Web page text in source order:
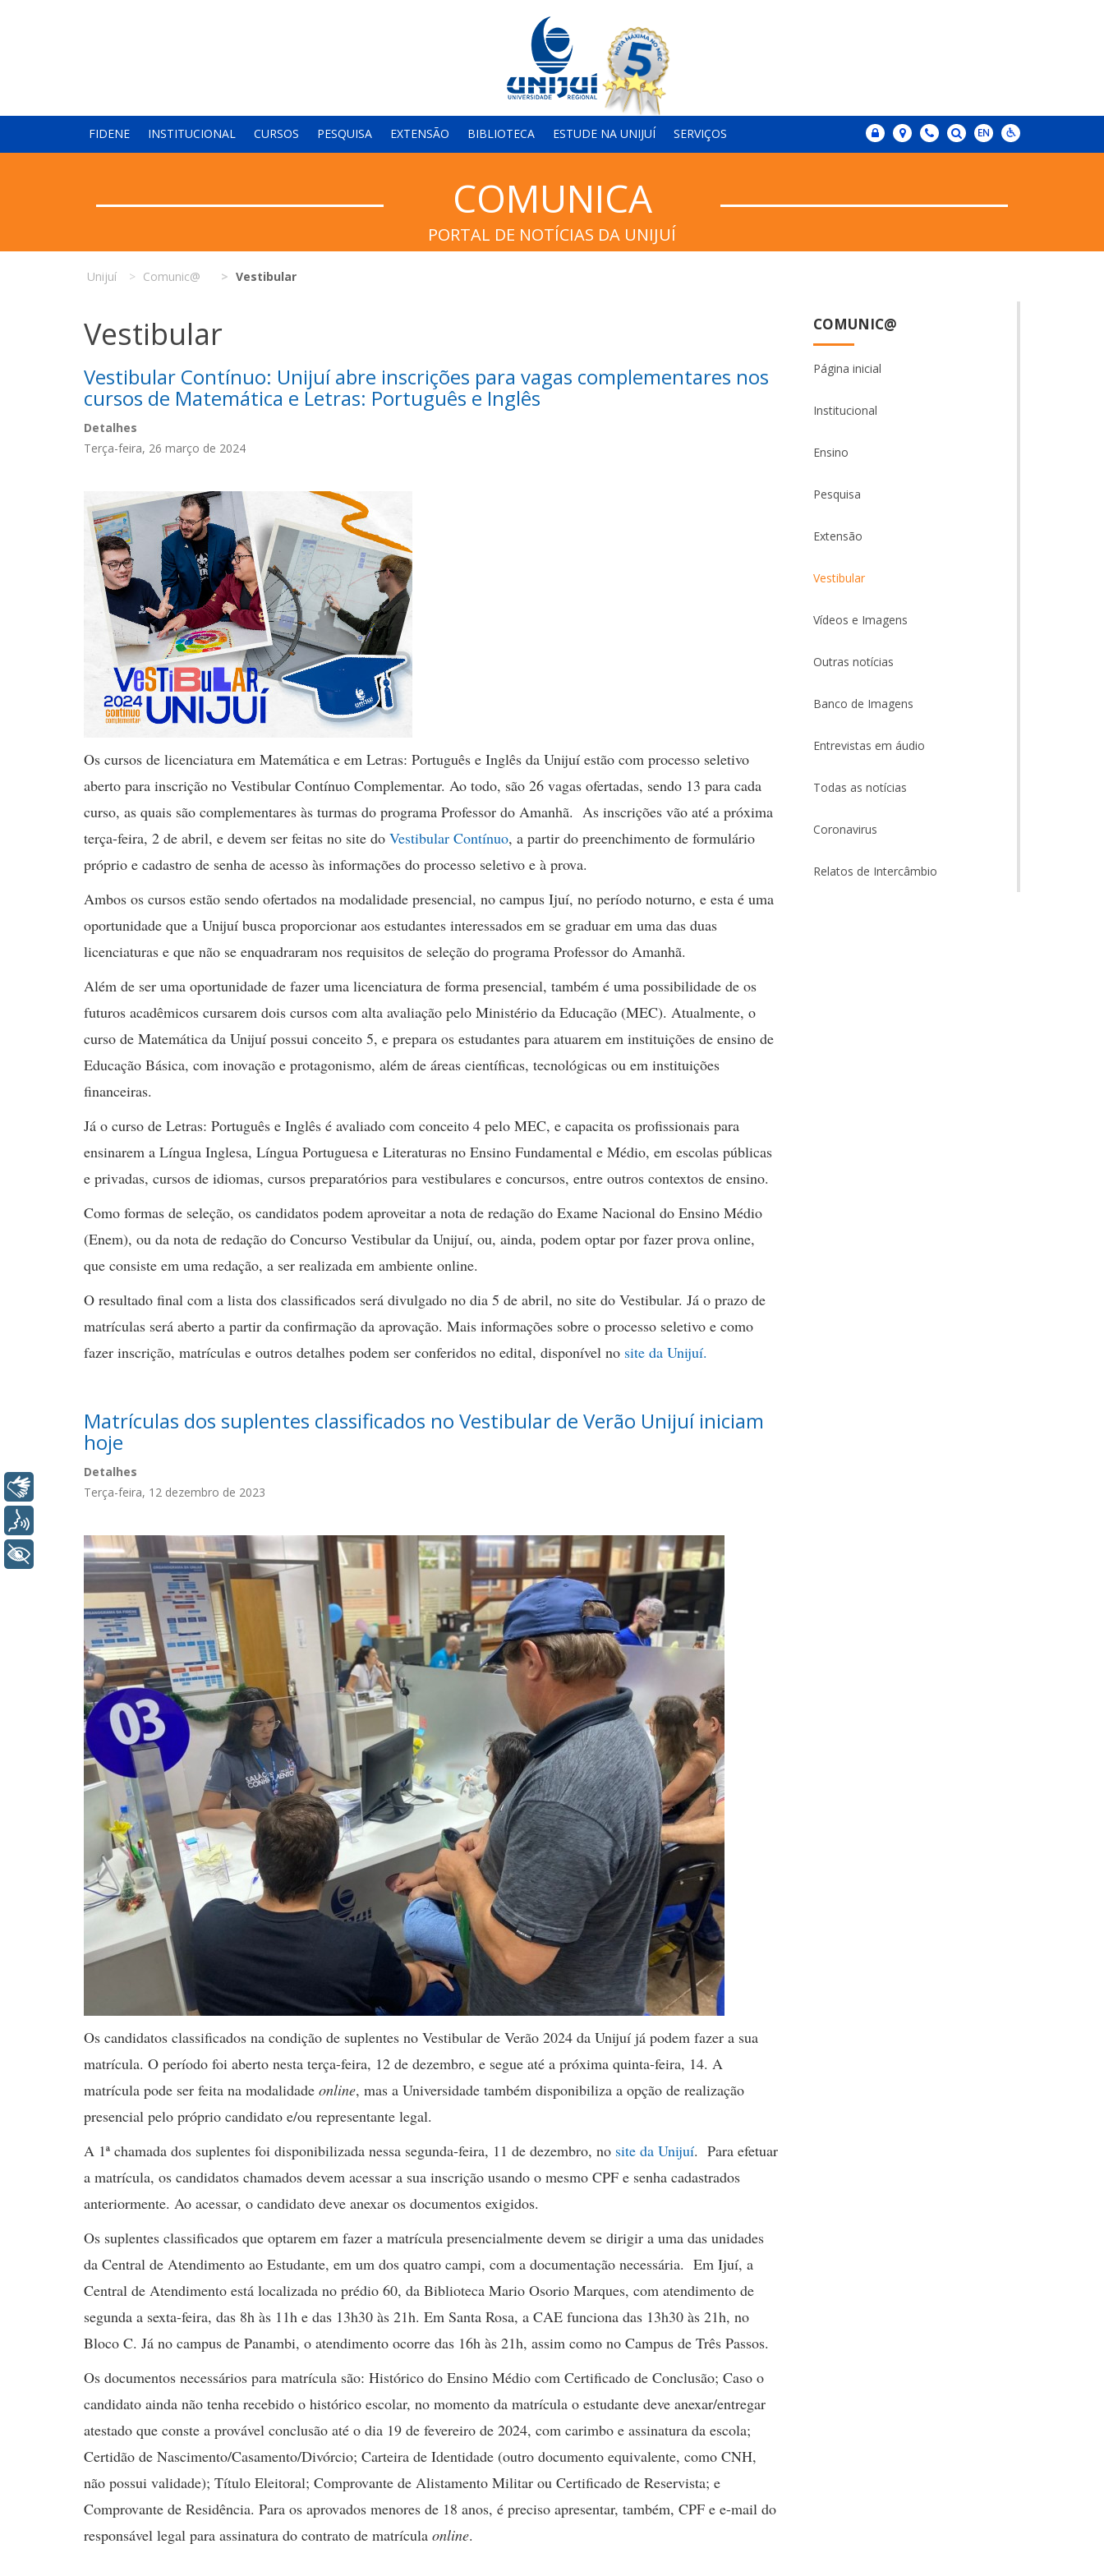
FIDENE INSTITUCIONAL CURSOS PESQUISA EXTENSÃO BIBLIOTECA ESTUDE NA UNIJUÍ SERVIÇOS
COMUNICA
PORTAL DE NOTÍCIAS DA UNIJUÍ
Unijuí Comunic@ Vestibular
Vestibular
Vestibular Contínuo: Unijuí abre inscrições para vagas complementares nos
cursos de Matemática e Letras: Português e Inglês
Detalhes
Terça-feira, 26 março de 2024
Os cursos de licenciatura em Matemática e em Letras: Português e Inglês da Unijuí estão com processo seletivo
aberto para inscrição no Vestibular Contínuo Complementar. Ao todo, são 26 vagas ofertadas, sendo 13 para cada
curso, as quais são complementares às turmas do programa Professor do Amanhã. As inscrições vão até a próxima
terça-feira, 2 de abril, e devem ser feitas no site do Vestibular Contínuo, a partir do preenchimento de formulário
próprio e cadastro de senha de acesso às informações do processo seletivo e à prova.
Ambos os cursos estão sendo ofertados na modalidade presencial, no campus Ijuí, no período noturno, e esta é uma
oportunidade que a Unijuí busca proporcionar aos estudantes interessados em se graduar em uma das duas
licenciaturas e que não se enquadraram nos requisitos de seleção do programa Professor do Amanhã.
Além de ser uma oportunidade de fazer uma licenciatura de forma presencial, também é uma possibilidade de os
futuros acadêmicos cursarem dois cursos com alta avaliação pelo Ministério da Educação (MEC). Atualmente, o
curso de Matemática da Unijuí possui conceito 5, e prepara os estudantes para atuarem em instituições de ensino de
Educação Básica, com inovação e protagonismo, além de áreas científicas, tecnológicas ou em instituições
financeiras.
Já o curso de Letras: Português e Inglês é avaliado com conceito 4 pelo MEC, e capacita os profissionais para
ensinarem a Língua Inglesa, Língua Portuguesa e Literaturas no Ensino Fundamental e Médio, em escolas públicas
e privadas, cursos de idiomas, cursos preparatórios para vestibulares e concursos, entre outros contextos de ensino.
Como formas de seleção, os candidatos podem aproveitar a nota de redação do Exame Nacional do Ensino Médio
(Enem), ou da nota de redação do Concurso Vestibular da Unijuí, ou, ainda, podem optar por fazer prova online,
que consiste em uma redação, a ser realizada em ambiente online.
O resultado final com a lista dos classificados será divulgado no dia 5 de abril, no site do Vestibular. Já o prazo de
matrículas será aberto a partir da confirmação da aprovação. Mais informações sobre o processo seletivo e como
fazer inscrição, matrículas e outros detalhes podem ser conferidos no edital, disponível no site da Unijuí.
Matrículas dos suplentes classificados no Vestibular de Verão Unijuí iniciam
hoje
Detalhes
Terça-feira, 12 dezembro de 2023
Os candidatos classificados na condição de suplentes no Vestibular de Verão 2024 da Unijuí já podem fazer a sua
matrícula. O período foi aberto nesta terça-feira, 12 de dezembro, e segue até a próxima quinta-feira, 14. A
matrícula pode ser feita na modalidade online, mas a Universidade também disponibiliza a opção de realização
presencial pelo próprio candidato e/ou representante legal.
A 1ª chamada dos suplentes foi disponibilizada nessa segunda-feira, 11 de dezembro, no site da Unijuí. Para efetuar
a matrícula, os candidatos chamados devem acessar a sua inscrição usando o mesmo CPF e senha cadastrados
anteriormente. Ao acessar, o candidato deve anexar os documentos exigidos.
Os suplentes classificados que optarem em fazer a matrícula presencialmente devem se dirigir a uma das unidades
da Central de Atendimento ao Estudante, em um dos quatro campi, com a documentação necessária. Em Ijuí, a
Central de Atendimento está localizada no prédio 60, da Biblioteca Mario Osorio Marques, com atendimento de
segunda a sexta-feira, das 8h às 11h e das 13h30 às 21h. Em Santa Rosa, a CAE funciona das 13h30 às 21h, no
Bloco C. Já no campus de Panambi, o atendimento ocorre das 16h às 21h, assim como no Campus de Três Passos.
Os documentos necessários para matrícula são: Histórico do Ensino Médio com Certificado de Conclusão; Caso o
candidato ainda não tenha recebido o histórico escolar, no momento da matrícula o estudante deve anexar/entregar
atestado que conste a provável conclusão até o dia 19 de fevereiro de 2024, com carimbo e assinatura da escola;
Certidão de Nascimento/Casamento/Divórcio; Carteira de Identidade (outro documento equivalente, como CNH,
não possui validade); Título Eleitoral; Comprovante de Alistamento Militar ou Certificado de Reservista; e
Comprovante de Residência. Para os aprovados menores de 18 anos, é preciso apresentar, também, CPF e e-mail do
responsável legal para assinatura do contrato de matrícula online.
COMUNIC@
Página inicial
Institucional
Ensino
Pesquisa
Extensão
Vestibular
Vídeos e Imagens
Outras notícias
Banco de Imagens
Entrevistas em áudio
Todas as notícias
Coronavirus
Relatos de Intercâmbio
Libras
+ Acessibilidade